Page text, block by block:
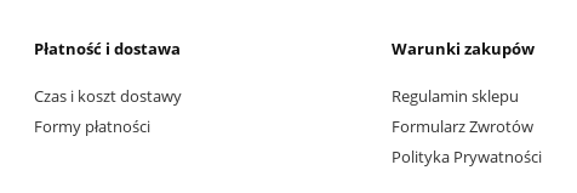
Płatność i dostawa
Czas i koszt dostawy
Formy płatności
Warunki zakupów
Regulamin sklepu
Formularz Zwrotów
Polityka Prywatności